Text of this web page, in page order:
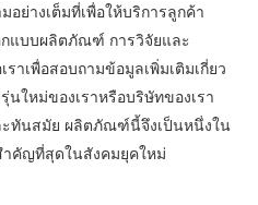
ย่างเต็มที่เพื่อให้บริการลูกค้า
แบบผลิตภัณฑ์ การวิจัยและ
าเพื่อสอบถามข้อมูลเพิ่มเติมเกี่ยว
ใหม่ของเราหรือบริษัทของเรา
ทันสมัย ​​ผลิตภัณฑ์นี้จึงเป็นหนึ่งใน
คัญที่สุดในสังคมยุคใหม่